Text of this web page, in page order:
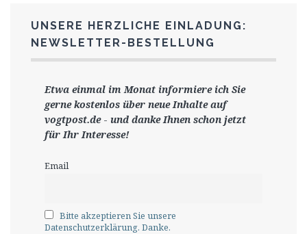
UNSERE HERZLICHE EINLADUNG:
NEWSLETTER-BESTELLUNG
Etwa einmal im Monat informiere ich Sie
gernekostenlos über neue Inhalte auf
vogtpost.de- und danke Ihnen schon jetzt
für Ihr Interesse!
Email
Bitte akzeptieren Sie unsere
Datenschutzerklärung. Danke.